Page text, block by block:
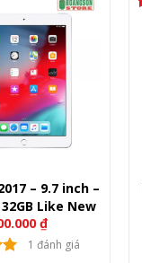
– 9.7 inch –
Like New
₫
1 đánh giá